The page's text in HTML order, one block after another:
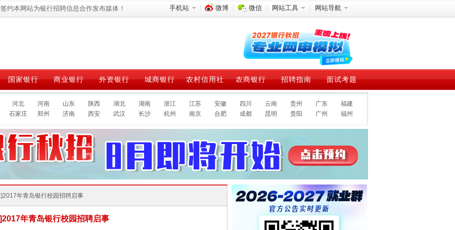
手机站 微博 微信 网站工具 网站导航
约本网站为银行招聘信息合作发布媒体！
国家银行 商业银行 外资银行 城商银行 农村信用社 农商银行 招聘指南 面试考题
河北 河南 山东 陕西 湖北 湖南 浙江 江苏 安徽 四川 云南 贵州 广东
福建
石家庄 郑州 济南 西安 武汉 长沙 杭州 南京 合肥 成都 昆明 贵阳 广州 福州
]2017年青岛银行校园招聘启事
年青岛银行校园招聘启事